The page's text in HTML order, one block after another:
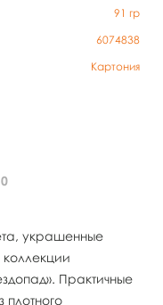
91 гр
6074838
Картония
0
украшенные
Практичные
плотного